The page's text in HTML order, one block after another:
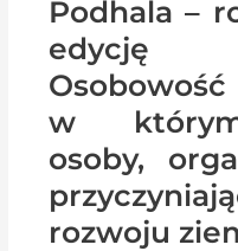
Podhala –
edycję
w
osoby,
rozwoju